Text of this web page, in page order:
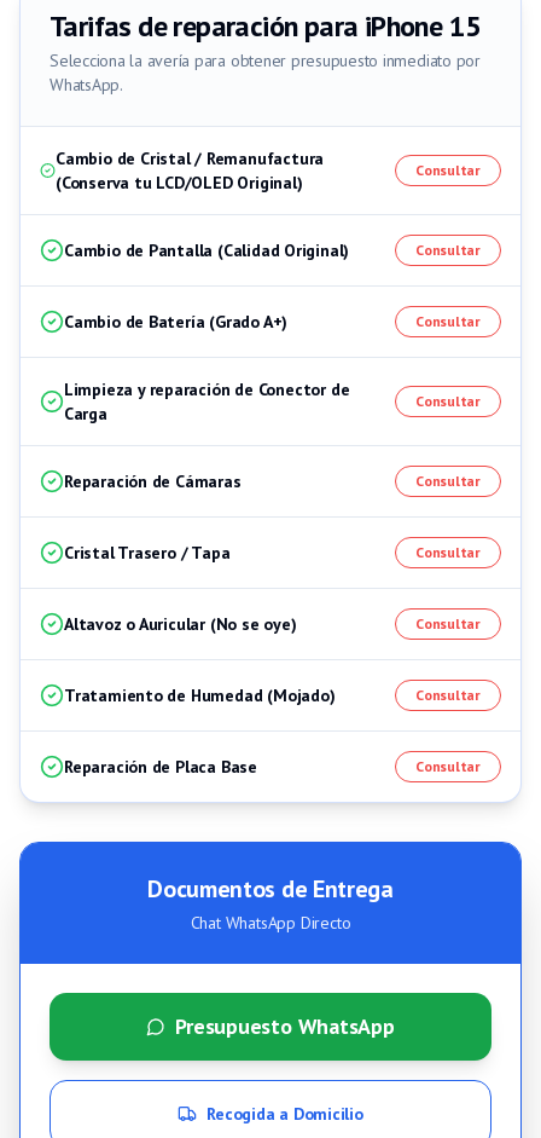
Tarifas de reparación para iPhone 15
Selecciona la avería para obtener presupuesto inmediato por
WhatsApp.
Cambio de Cristal / Remanufactura
(Conserva tu LCD/OLED Original)
Consultar
Cambio de Pantalla (Calidad Original) Consultar
Cambio de Batería (Grado A+) Consultar
Limpieza y reparación de Conector de
Carga
Consultar
Reparación de Cámaras Consultar
Cristal Trasero / Tapa Consultar
Altavoz o Auricular (No se oye) Consultar
Tratamiento de Humedad (Mojado) Consultar
Reparación de Placa Base Consultar
Documentos de Entrega
Chat WhatsApp Directo
Presupuesto WhatsApp
Recogida a Domicilio